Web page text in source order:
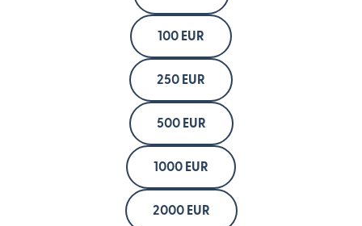
100 EUR
250 EUR
500 EUR
1000 EUR
2000 EUR